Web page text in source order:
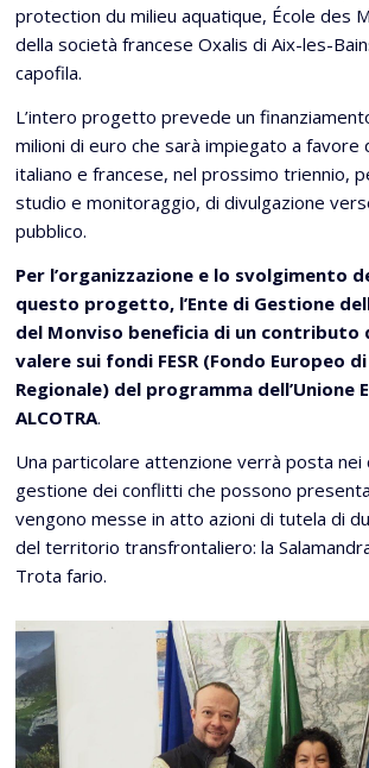
protection du milieu aquatique, École des
della società francese Oxalis di Aix-les-
capofila.
L’intero progetto prevede un
milioni di euro che sarà impiegato a
italiano e francese, nel prossimo triennio,
studio e monitoraggio, di divulgazione
pubblico.
Per l’organizzazione e lo svolgimento
questo progetto, l’Ente di Gestione
del Monviso beneficia di un contributo
valere sui fondi FESR (Fondo Europeo
Regionale) del programma dell’Unione
ALCOTRA.
Una particolare attenzione verrà posta nei
gestione dei conflitti che possono
vengono messe in atto azioni di tutela di
del territorio transfrontaliero: la
Trota fario.